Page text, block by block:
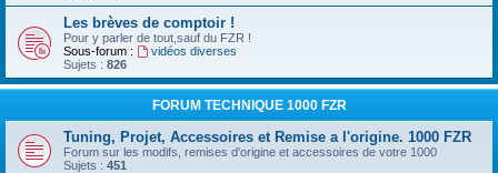
Les brèves de comptoir !
Pour y parler de tout,sauf du FZR !
Sous-forum :
vidéos diverses
Sujets : 826
FORUM TECHNIQUE 1000 FZR
Tuning, Projet, Accessoires et Remise a l'origine. 1000 FZR
Forum sur les modifs, remises d'origine et accessoires de votre 1000
Sujets : 451